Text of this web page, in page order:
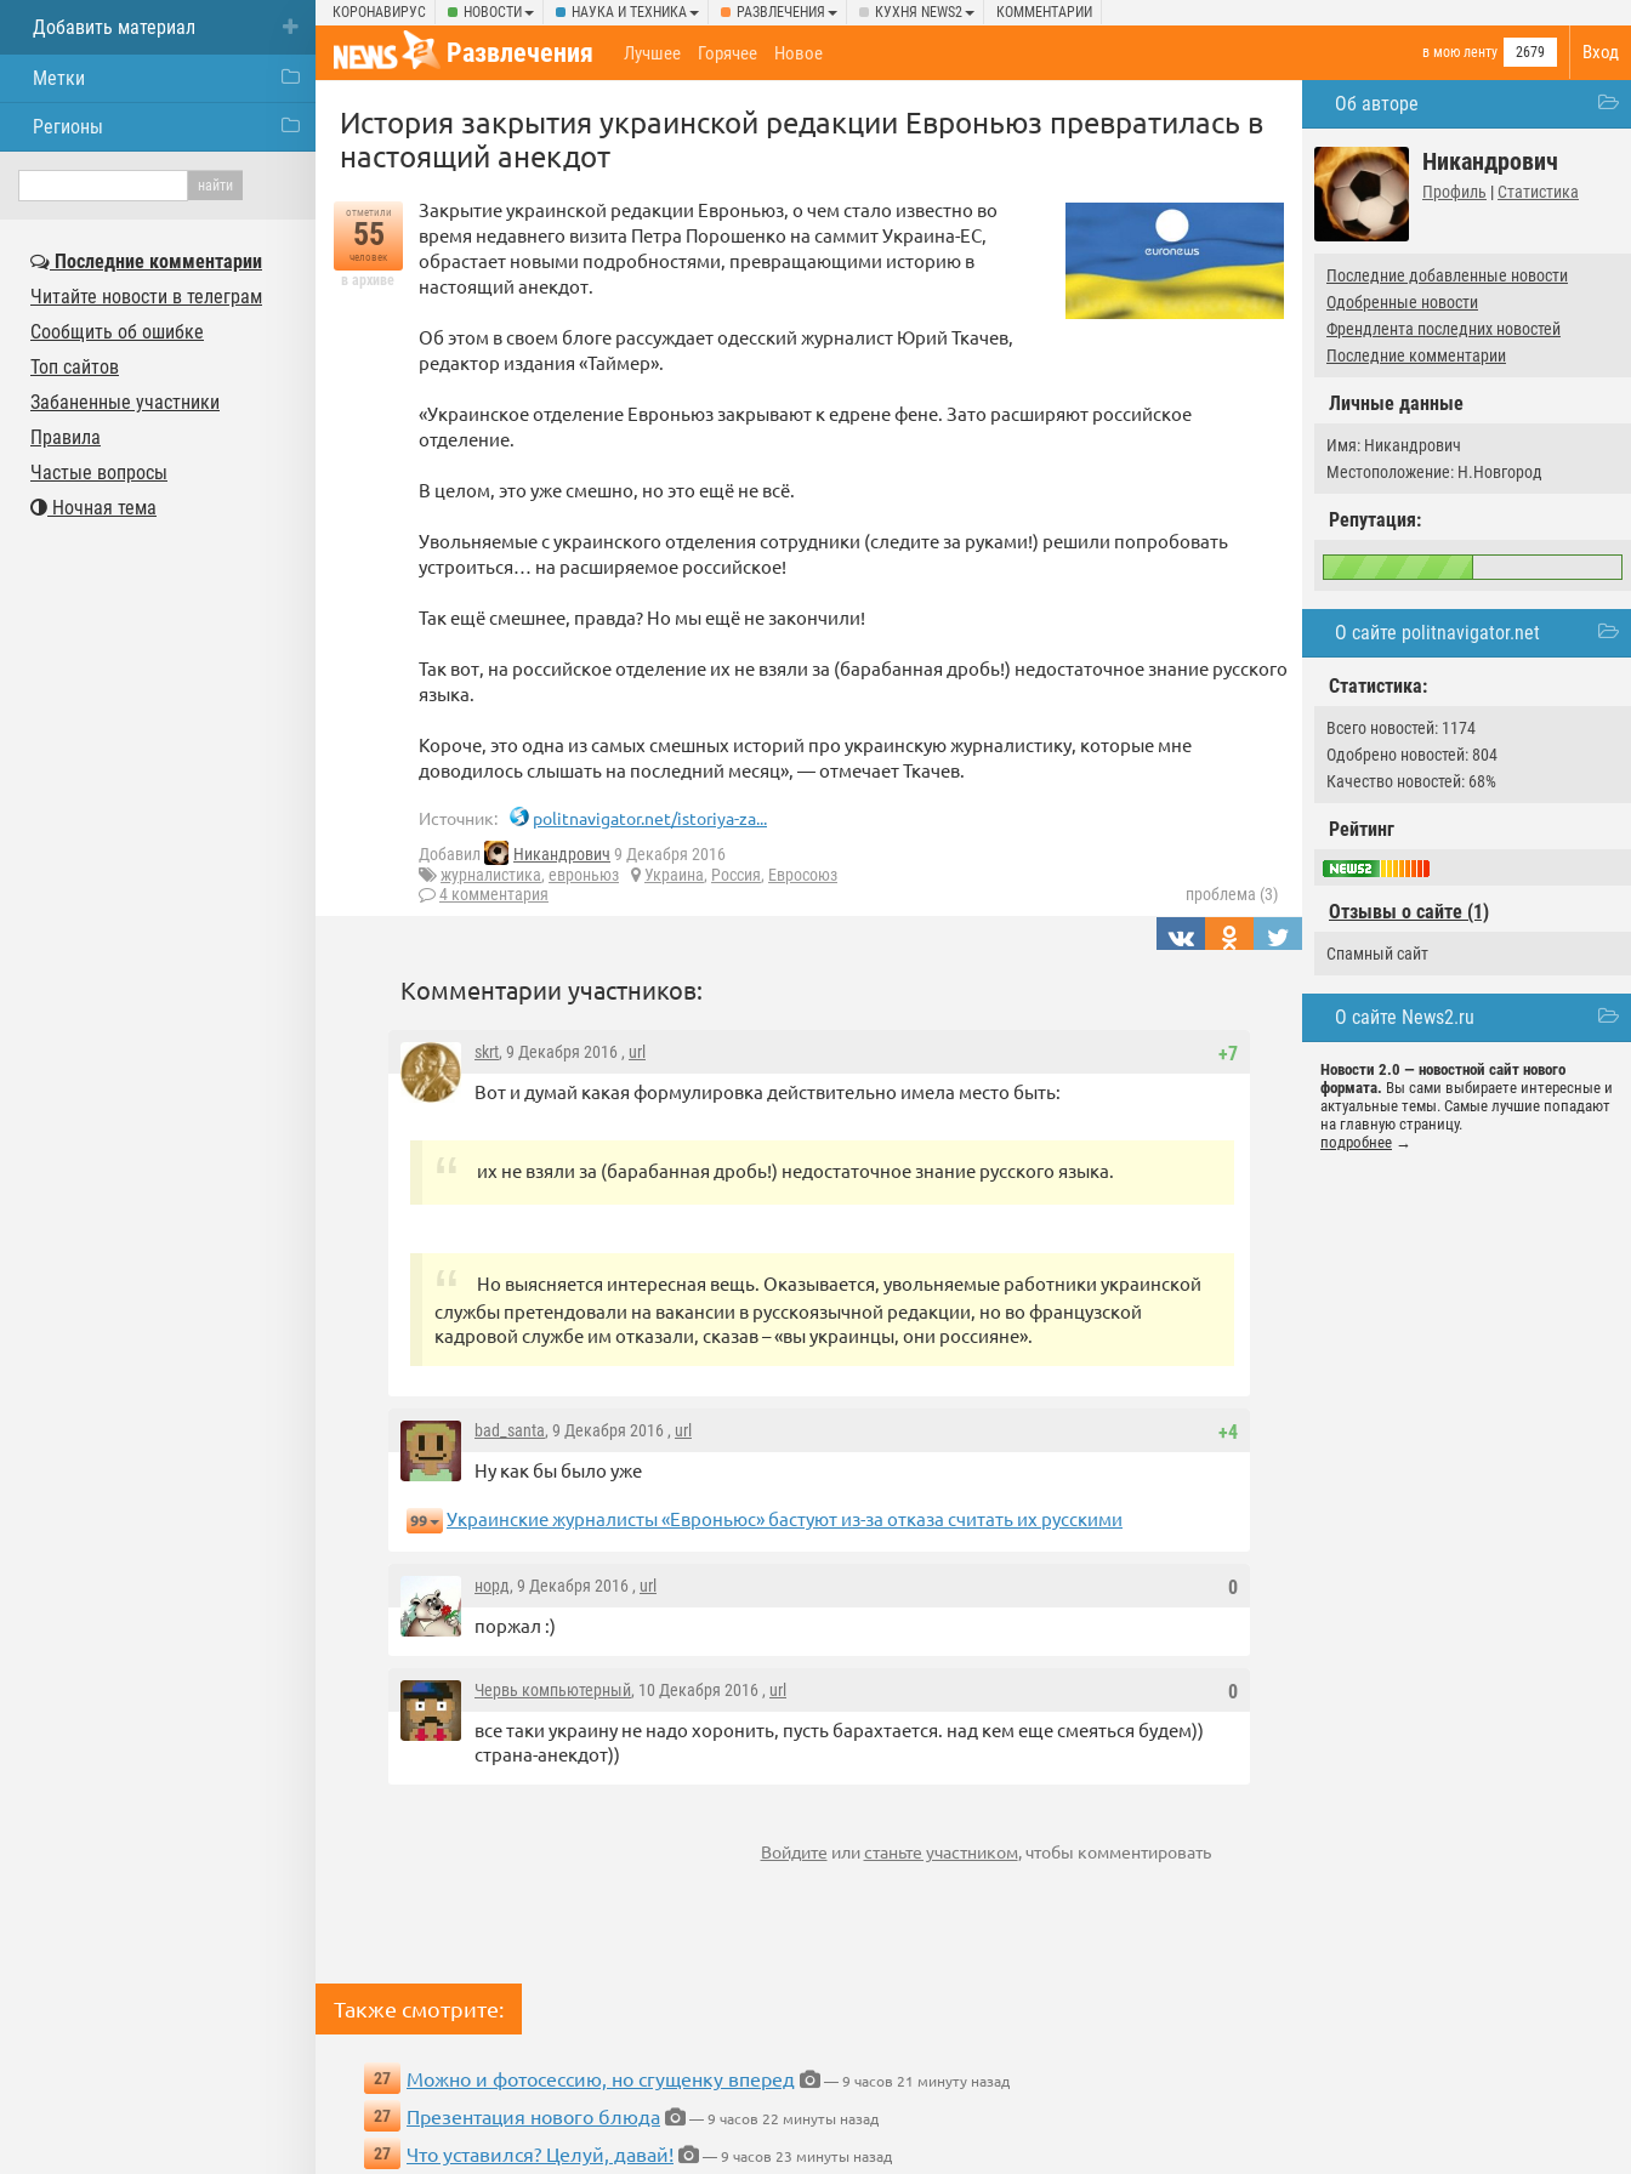
КОРОНАВИРУС НОВОСТИ НАУКА И ТЕХНИКА РАЗВЛЕЧЕНИЯ КУХНЯ NEWS2 КОММЕНТАРИИ
Вход
Развлечения в мою ленту 2679
Лучшее Горячее Новое
Об авторе
Никандрович
Профиль | Статистика
Последние добавленные новости
Одобренные новости
Френдлента последних новостей
Последние комментарии
Личные данные
Имя: Никандрович
Местоположение: Н.Новгород
Репутация:
О сайте politnavigator.net
Статистика:
Всего новостей: 1174
Одобрено новостей: 804
Качество новостей: 68%
Рейтинг
Отзывы о сайте (1)
Спамный сайт
О сайте News2.ru
Новости 2.0 — новостной сайт нового
формата. Вы сами выбираете интересные и
актуальные темы. Самые лучшие попадают
на главную страницу.
подробнее →
История закрытия украинской редакции Евроньюз превратилась в
настоящий анекдот
отметили
55
человек
в архиве
Закрытие украинской редакции Евроньюз, о чем стало известно во
время недавнего визита Петра Порошенко на саммит Украина-ЕС,
обрастает новыми подробностями, превращающими историю в
настоящий анекдот.
Об этом в своем блоге рассуждает одесский журналист Юрий Ткачев,
редактор издания «Таймер».
«Украинское отделение Евроньюз закрывают к едрене фене. Зато расширяют российское
отделение.
В целом, это уже смешно, но это ещё не всё.
Увольняемые с украинского отделения сотрудники (следите за руками!) решили попробовать
устроиться… на расширяемое российское!
Так ещё смешнее, правда? Но мы ещё не закончили!
Так вот, на российское отделение их не взяли за (барабанная дробь!) недостаточное знание русского
языка.
Короче, это одна из самых смешных историй про украинскую журналистику, которые мне
доводилось слышать на последний месяц», — отмечает Ткачев.
Источник: politnavigator.net/istoriya-za...
Добавил Никандрович 9 Декабря 2016
журналистика, евроньюз Украина, Россия, Евросоюз
4 комментария
проблема (3)
Комментарии участников:
+7
skrt, 9 Декабря 2016 , url
Вот и думай какая формулировка действительно имела место быть:
их не взяли за (барабанная дробь!) недостаточное знание русского языка.
Но выясняется интересная вещь. Оказывается, увольняемые работники украинской
службы претендовали на вакансии в русскоязычной редакции, но во французской
кадровой службе им отказали, сказав – «вы украинцы, они россияне».
+4
bad_santa, 9 Декабря 2016 , url
Ну как бы было уже
99 Украинские журналисты «Евроньюс» бастуют из-за отказа считать их русскими
0
норд, 9 Декабря 2016 , url
поржал :)
0
Червь компьютерный, 10 Декабря 2016 , url
все таки украину не надо хоронить, пусть барахтается. над кем еще смеяться будем))
страна-анекдот))
Войдите илистаньте участником, чтобы комментировать
Также смотрите:
27 Можно и фотосессию, но сгущенку вперед
— 9 часов 21 минуту назад
27
Презентация нового блюда
— 9 часов 22 минуты назад
27
Что уставился? Целуй, давай! — 9 часов 23 минуты назад
Добавить материал
Метки
Регионы
Последние комментарии
Читайте новости в телеграм
Сообщить об ошибке
Топ сайтов
Забаненные участники
Правила
Частые вопросы
Ночная тема